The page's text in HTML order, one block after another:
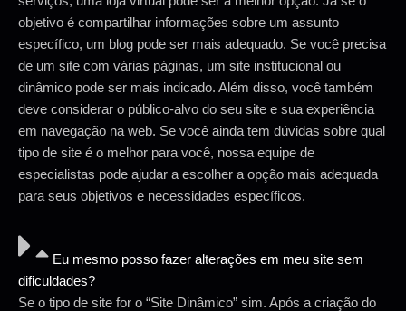
objetivo é compartilhar informações sobre um assunto
específico, um blog pode ser mais adequado. Se você precisa
de um site com várias páginas, um site institucional ou
dinâmico pode ser mais indicado. Além disso, você também
deve considerar o público-alvo do seu site e sua experiência
em navegação na web. Se você ainda tem dúvidas sobre qual
tipo de site é o melhor para você, nossa equipe de
especialistas pode ajudar a escolher a opção mais adequada
para seus objetivos e necessidades específicos.
Eu mesmo posso fazer alterações em meu site sem
dificuldades?
Se o tipo de site for o “Site Dinâmico” sim. Após a criação do